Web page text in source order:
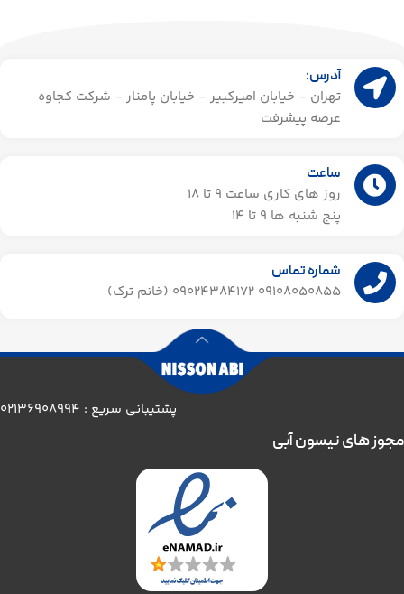
آدرس:
تهران - خیابان امیرکبیر - خیابان پامنار - شرکت کجاوه
عرصه پیشرفت
ساعت
روز های کاری ساعت ۹ تا 18
پنج شنبه ها 9 تا 14​
شماره تماس
09108050855 09024384172 (خانم ترک)
پشتیبانی سریع : 02136908994
مجوز های نیسون آبی